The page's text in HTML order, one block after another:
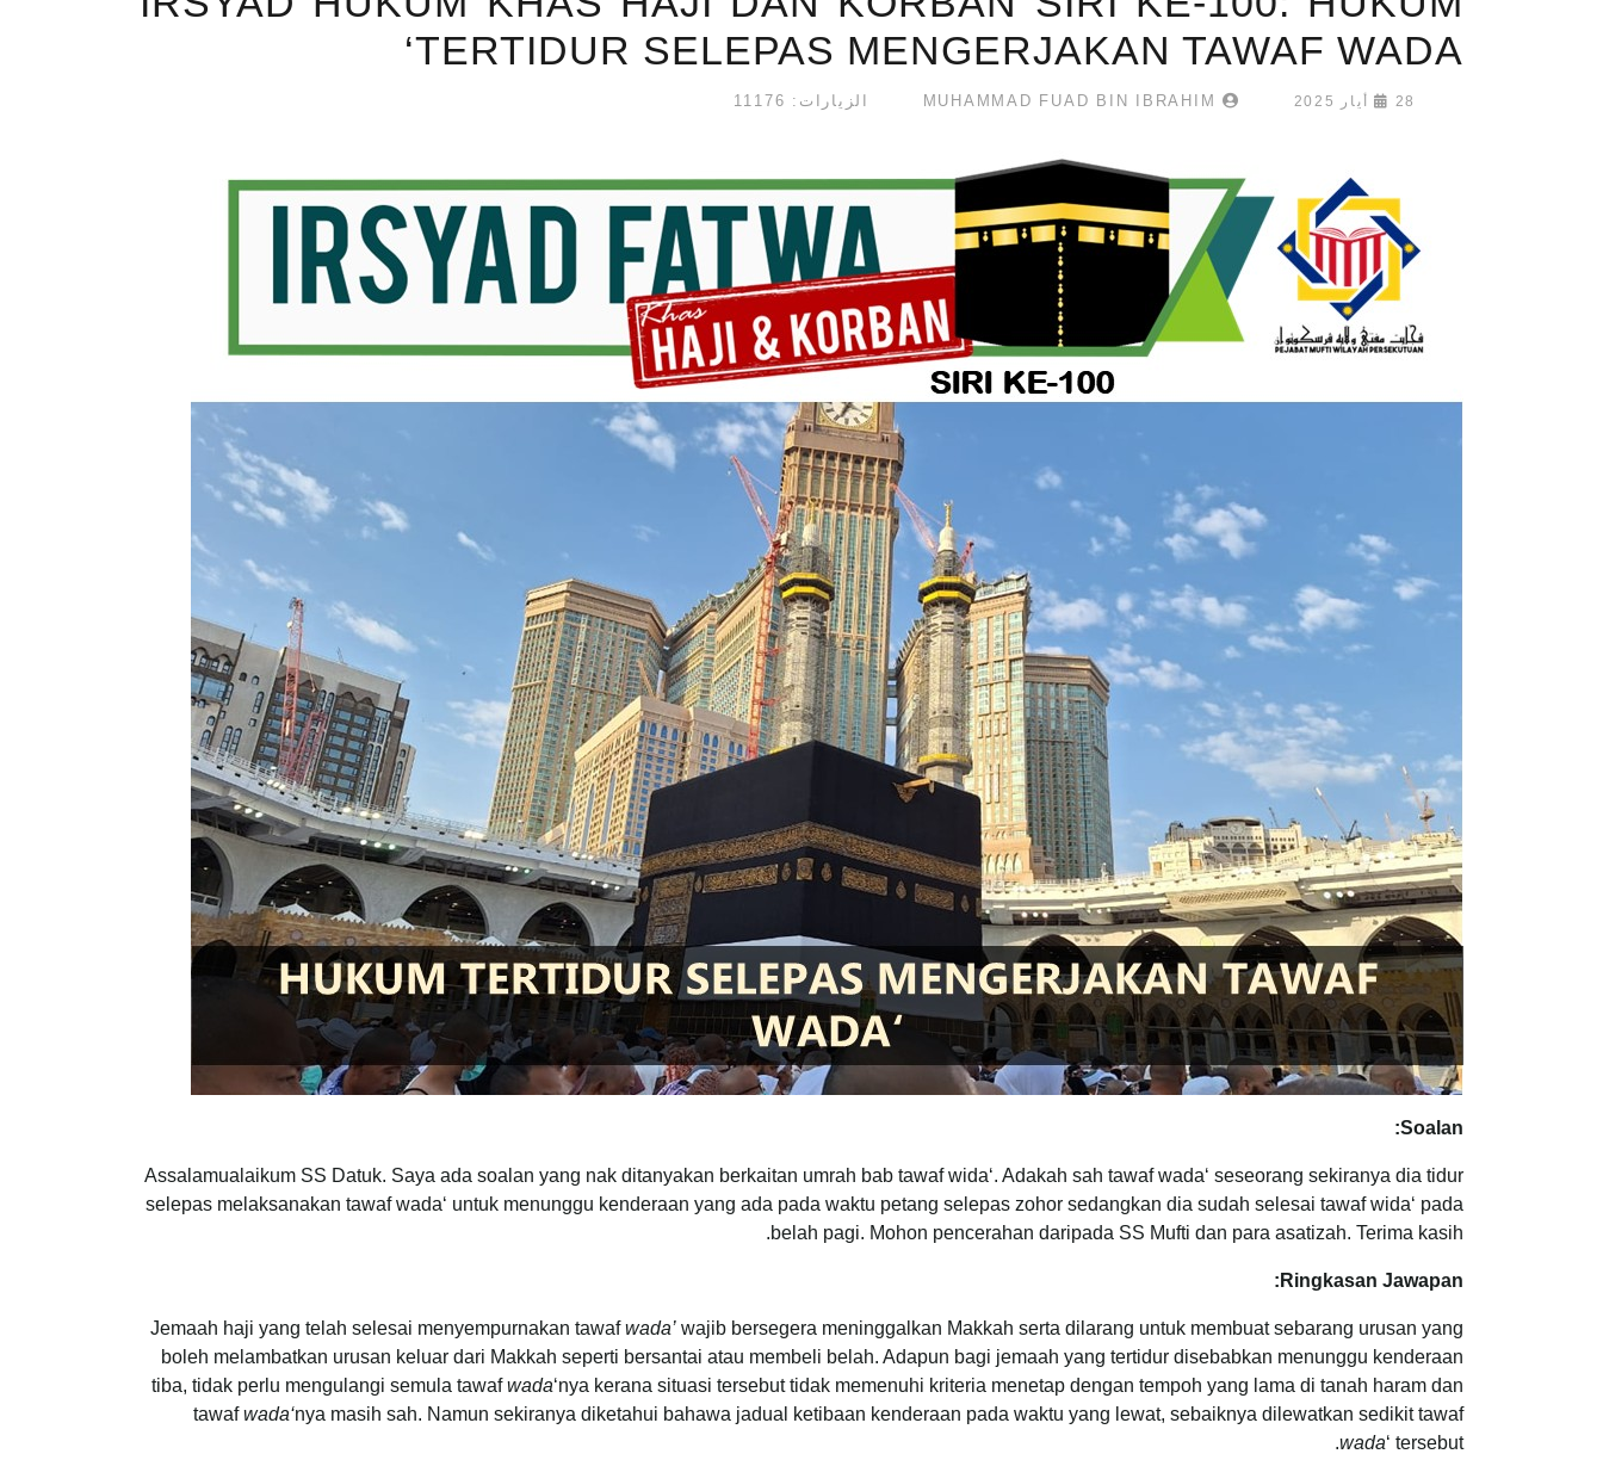
TERTIDUR SELEPAS MENGERJAKAN TAWAF WADA‘
28 أيار 2025 الزيارات: 11176
Soalan:
Assalamualaikum SS Datuk. Saya ada soalan yang nak ditanyakan berkaitan umrah bab tawaf wida‘. Adakah sah tawaf wada‘ seseorang sekiranya dia tidur
selepas melaksanakan tawaf wada‘ untuk menunggu kenderaan yang ada pada waktu petang selepas zohor sedangkan dia sudah selesai tawaf wida‘ pada
belah pagi. Mohon pencerahan daripada SS Mufti dan para asatizah. Terima kasih.
Ringkasan Jawapan:
Jemaah haji yang telah selesai menyempurnakan tawafwada’ wajib bersegera meninggalkan Makkah serta dilarang untuk membuat sebarang urusan yang
boleh melambatkan urusan keluar dari Makkah seperti bersantai atau membeli belah. Adapun bagi jemaah yang tertidur disebabkan menunggu kenderaan
tiba, tidak perlu mengulangi semula tawafwada‘nya kerana situasi tersebut tidak memenuhi kriteria menetap dengan tempoh yang lama di tanah haram dan
tawafwada‘nya masih sah. Namun sekiranya diketahui bahawa jadual ketibaan kenderaan pada waktu yang lewat, sebaiknya dilewatkan sedikit tawaf
wada‘ tersebut.